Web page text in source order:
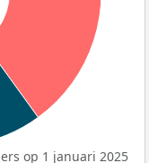
op 1 januari 2025